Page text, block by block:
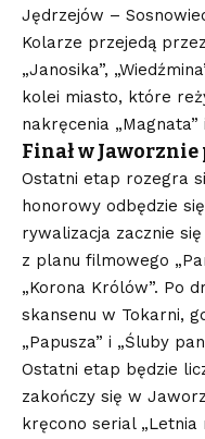
Jędrzejów –
Kolarze przejedą
„Janosika”,
kolei miasto, które
nakręcenia „Magnata”
Finał w
Ostatni etap rozegra
honorowy odbędzie
rywalizacja zacznie
z planu filmowego
„Korona Królów”. Po
skansenu w Tokarni,
„Papusza” i „Śluby
Ostatni etap będzie
zakończy się w
kręcono serial „Letnia